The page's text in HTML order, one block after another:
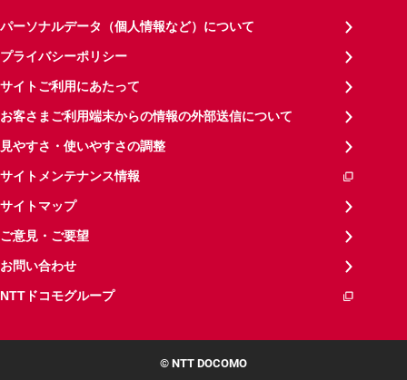
パーソナルデータ（個人情報など）について
プライバシーポリシー
サイトご利用にあたって
お客さまご利用端末からの情報の外部送信について
見やすさ・使いやすさの調整
サイトメンテナンス情報
サイトマップ
ご意見・ご要望
お問い合わせ
NTTドコモグループ
© NTT DOCOMO